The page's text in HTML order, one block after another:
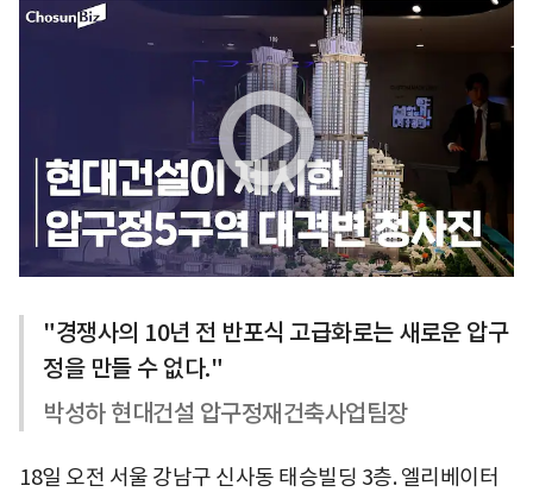
"경쟁사의 10년 전 반포식 고급화로는 새로운 압구
정을 만들 수 없다."
박성하 현대건설 압구정재건축사업팀장
18일 오전 서울 강남구 신사동 태승빌딩 3층. 엘리베이터